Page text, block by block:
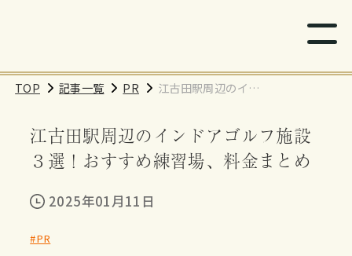
TOP 記事一覧 PR
江古田駅周辺のイン
選！おすすめ練習
場、料金まとめ
江古田駅周辺のインドアゴルフ施設
３選！おすすめ練習場、料金まとめ
2025年01月11日
#PR